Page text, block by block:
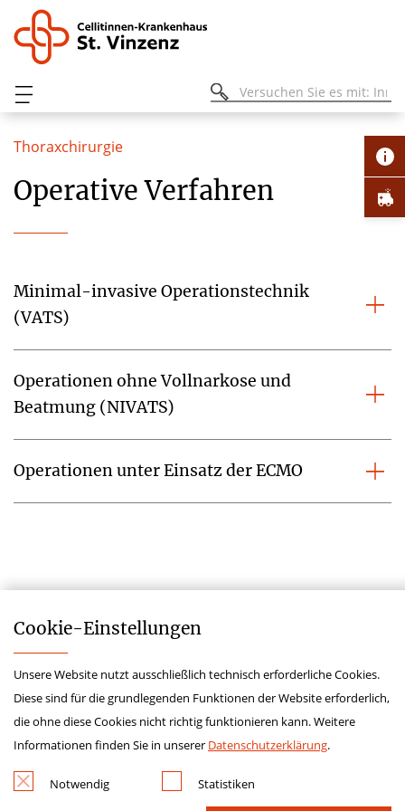
Thoraxchirurgie
Operative Verfahren
Minimal-invasive Operationstechnik
(VATS)
Operationen ohne Vollnarkose und
Beatmung (NIVATS)
Operationen unter Einsatz der ECMO
Impressum
Datenschutz
Kontakt
Hinweisgeberschutzgesetz
Cookie-­Einstellungen
Unsere Website nutzt ausschließlich technisch erforderliche Cookies.
Diese sind für die grundlegenden Funktionen der Website erforderlich,
die ohne diese Cookies nicht richtig funktionieren kann. Weitere
Informationen finden Sie in unserer Datenschutzerklärung.
Notwendig Statistiken